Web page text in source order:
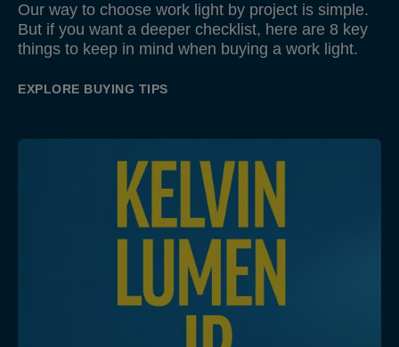
Our way to choose work light by project is simple.
But if you want a deeper checklist, here are 8 key
things to keep in mind when buying a work light.
EXPLORE BUYING TIPS